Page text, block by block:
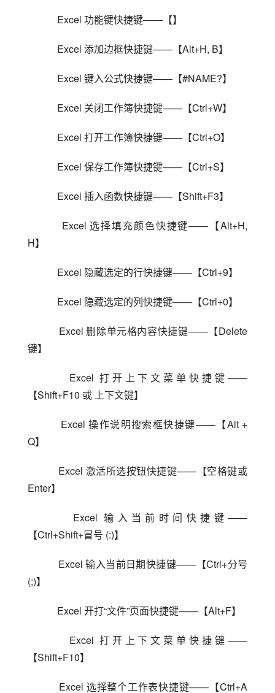
    Excel 功能键快捷键——【】
    Excel 添加边框快捷键——【Alt+H, B】
    Excel 键入公式快捷键——【#NAME?】
    Excel 关闭工作簿快捷键——【Ctrl+W】
    Excel 打开工作簿快捷键——【Ctrl+O】
    Excel 保存工作簿快捷键——【Ctrl+S】
    Excel 插入函数快捷键——【Shift+F3】
H】
    Excel 隐藏选定的行快捷键——【Ctrl+9】
    Excel 隐藏选定的列快捷键——【Ctrl+0】
键】
【Shift+F10 或 上下文键】
Q】
Enter】
【Ctrl+Shift+冒号 (:)】
(;)】
    Excel 开打“文件”页面快捷键——【Alt+F】
【Shift+F10】